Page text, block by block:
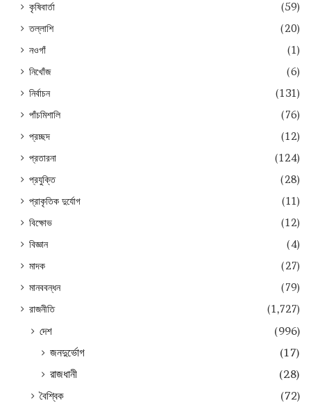
কৃষিবার্তা
(59)
তল্লাশি
(20)
নওগাঁ
(1)
নিখোঁজ
(6)
নির্বাচন
(131)
পাঁচমিশালি
(76)
প্রচ্ছদ
(12)
প্রতারনা
(124)
প্রযুক্তি
(28)
প্রাকৃতিক দুর্যোগ
(11)
বিক্ষোভ
(12)
বিজ্ঞান
(4)
মাদক
(27)
মানববন্ধন
(79)
রাজনীতি
(1,727)
দেশ
(996)
জনদুর্ভোগ
(17)
রাজধানী
(28)
বৈশ্বিক
(72)